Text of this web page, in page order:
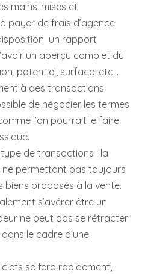
mains-mises et
payer de frais d’agence.
un rapport
un aperçu complet du
potentiel, surface, etc…
à des transactions
de négocier les termes
l’on pourrait le faire
de transactions : la
permettant pas toujours
biens proposés à la vente.
s’avérer être un
ne peut pas se rétracter
le cadre d’une
clefs se fera rapidement,